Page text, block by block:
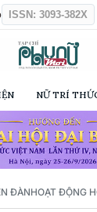
ISSN: 3093-382X
NỮ TRÍ
ĐÀNHOẠT ĐỘNG